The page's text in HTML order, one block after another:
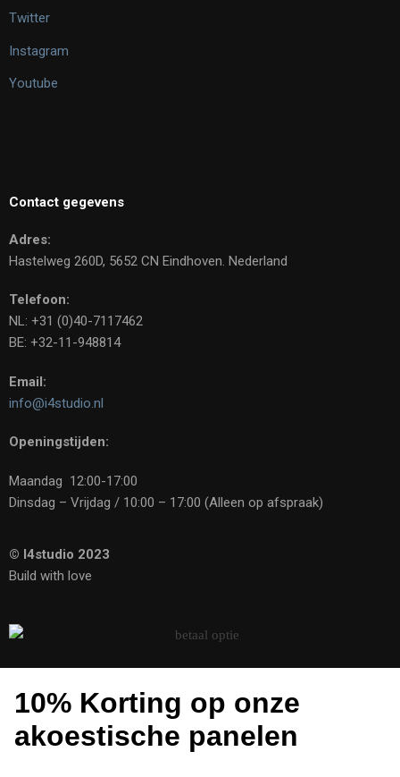
Twitter
Instagram
Youtube
Contact gegevens
Adres:
Hastelweg 260D, 5652 CN Eindhoven. Nederland
Telefoon:
NL: +31 (0)40-7117462
BE: +32-11-948814
Email:
info@i4studio.nl
Openingstijden:
Maandag 12:00-17:00
Dinsdag – Vrijdag / 10:00 – 17:00 (Alleen op afspraak)
© I4studio 2023
Build with love
10% Korting op onze
akoestische panelen